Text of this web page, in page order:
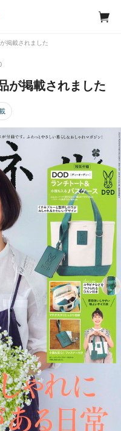
掲載されました
が掲載されました